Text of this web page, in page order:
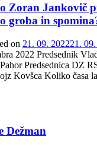
Zoran Jankovič
groba in
on 21. 09. 202221.
2022 Predsednik
Predsednica DZ
Kovšca Koliko časa
Dežman